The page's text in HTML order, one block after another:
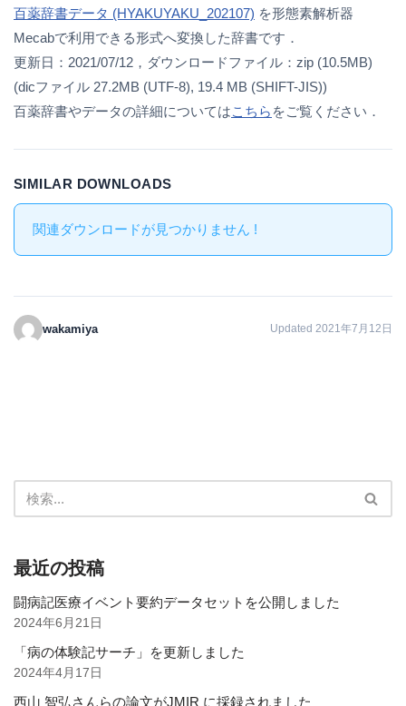
百薬辞書データ (HYAKUYAKU_202107) を形態素解析器
Mecabで利用できる形式へ変換した辞書です．
更新日：2021/07/12，ダウンロードファイル：zip (10.5MB)
(dicファイル 27.2MB (UTF-8), 19.4 MB (SHIFT-JIS))
百薬辞書やデータの詳細についてはこちら をご覧ください．
SIMILAR DOWNLOADS
関連ダウンロードが見つかりません !
wakamiya Updated 2021年7月12日
最近の投稿
闘病記医療イベント要約データセットを公開しました
2024年6月21日
「病の体験記サーチ」を更新しました
2024年4月17日
西山 智弘さんらの論文がJMIR に採録されました